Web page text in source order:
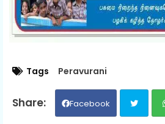
Tags Peravurani
Facebook